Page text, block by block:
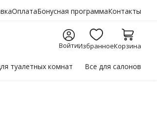
ОплатаБонусная программаКонтакты
ВойтиИзбранноеКорзина
туалетных комнат Все для салонов